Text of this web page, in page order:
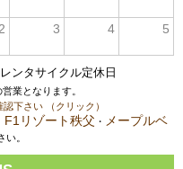
3 4 5
ンタサイクル定休日
業となります。
下さい （クリック）
F1リゾート秩父 ・ メープルベ
。